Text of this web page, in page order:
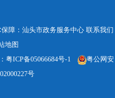
保障：汕头市政务服务中心 联系我们
地图
粤ICP备05066684号-1
粤公网安
号